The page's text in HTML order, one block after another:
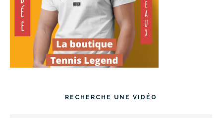
RECHERCHE UNE VIDÉO